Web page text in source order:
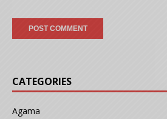
CATEGORIES
Agama